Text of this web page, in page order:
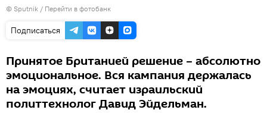
© Sputnik / Перейти в фотобанк
Подписаться
Принятое Британией решение – абсолютно
эмоциональное. Вся кампания держалась
на эмоциях, считает израильский
политтехнолог Давид Эйдельман.